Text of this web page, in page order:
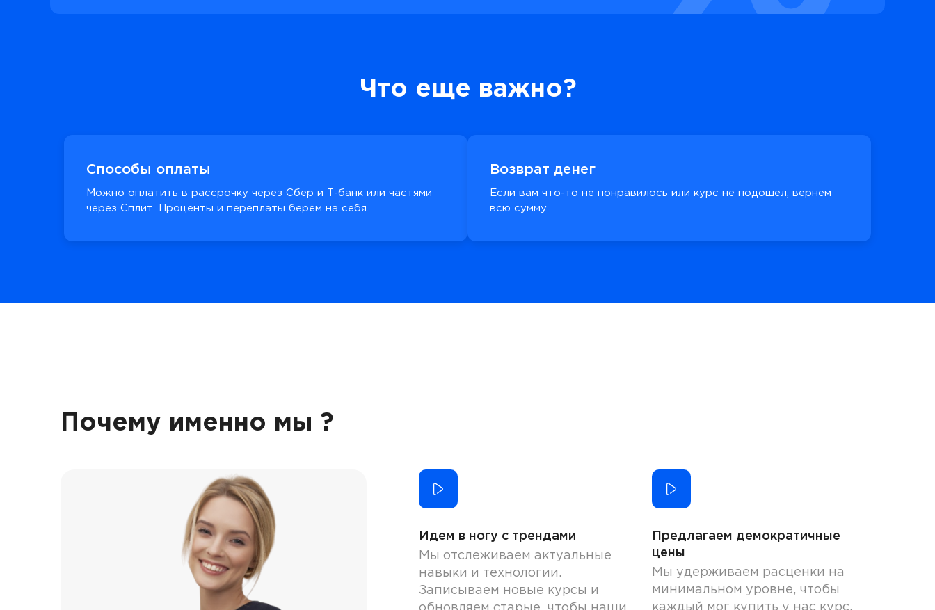
Что еще важно?
Способы оплаты
Можно оплатить в рассрочку через Сбер и Т-банк или частями
через Сплит. Проценты и переплаты берём на себя.
Возврат денег
Если вам что-то не понравилось или курс не подошел, вернем
всю сумму
Почему именно мы ?
Идем в ногу с трендами
Мы отслеживаем актуальные
навыки и технологии.
Записываем новые курсы и
обновляем старые, чтобы наши
Предлагаем демократичные
цены
Мы удерживаем расценки на
минимальном уровне, чтобы
каждый мог купить у нас курс.